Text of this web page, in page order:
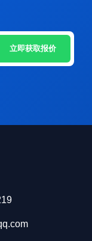
立即获取报价